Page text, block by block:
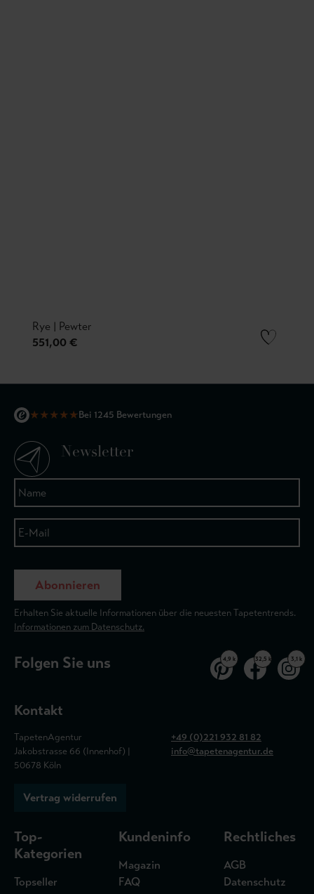
Rye | Pewter
551,00 €
★★★★★Bei 1245 Bewertungen
Newsletter
Abonnieren
Erhalten Sie aktuelle Informationen über die neuesten Tapetentrends.
Informationen zum Datenschutz.
Folgen Sie uns 4,9 k 32,5 k 3,1 k
Kontakt
TapetenAgentur
Jakobstrasse 66 (Innenhof) |
50678 Köln
+49 (0)221 932 81 82
info@tapetenagentur.de
Vertrag widerrufen
Top-
Kategorien
Topseller
Kundeninfo
Magazin
FAQ
Rechtliches
AGB
Datenschutz